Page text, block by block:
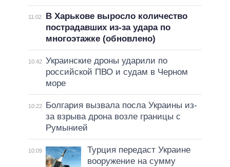
11:02
В Харькове выросло количество
пострадавших из-за удара по
многоэтажке (обновлено)
10:42 Украинские дроны ударили по
российской ПВО и судам в Черном
море
10:22
Болгария вызвала посла Украины из-
за взрыва дрона возле границы с
Румынией
10:09
Турция передаст Украине
вооружение на сумму